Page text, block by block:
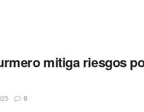
mitiga riesgos
0